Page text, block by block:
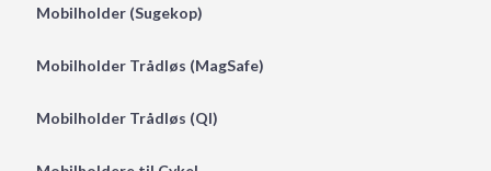
Mobilholder (Sugekop)
Mobilholder Trådløs (MagSafe)
Mobilholder Trådløs (QI)